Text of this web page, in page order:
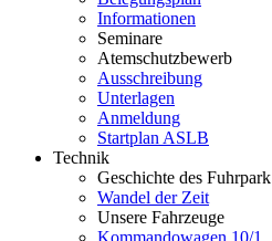
Informationen
Seminare
Atemschutzbewerb
Ausschreibung
Unterlagen
Anmeldung
Startplan ASLB
Technik
Geschichte des Fuhrpark
Wandel der Zeit
Unsere Fahrzeuge
Kommandowagen 10/1